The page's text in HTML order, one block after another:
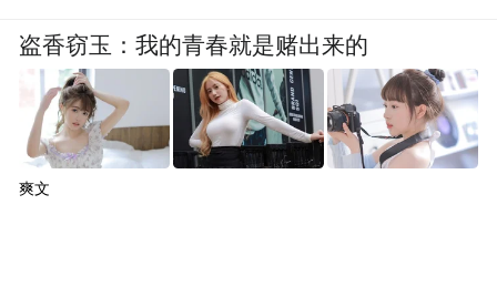
盗香窃玉：我的青春就是赌出来的
爽文